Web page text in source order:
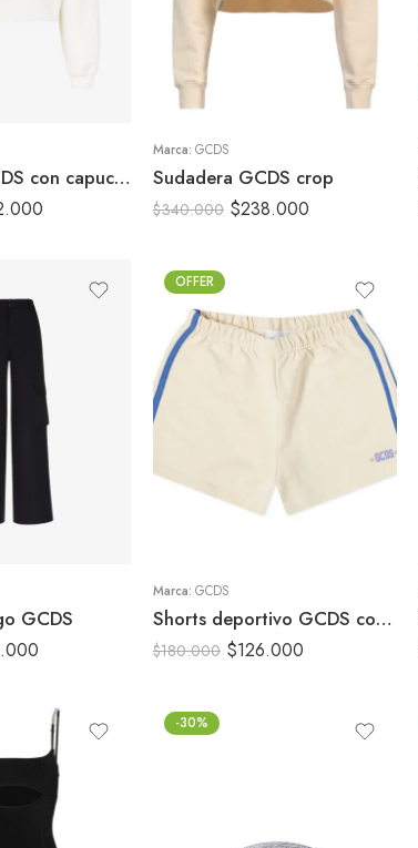
Sudadera GCDS con capucha
Marca: GCDS
Sudadera GCDS crop
$340.000 $238.000
S
XS
GCDS
OFFER
Marca: GCDS
Shorts deportivo GCDS con lineas
$180.000 $126.000
M
-30%